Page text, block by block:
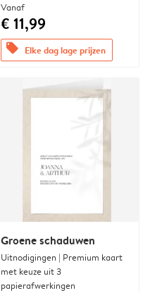
Vanaf
€ 11,99
offers Elke dag lage prijzen
Groene schaduwen
Uitnodigingen | Premium kaart
met keuze uit 3
papierafwerkingen